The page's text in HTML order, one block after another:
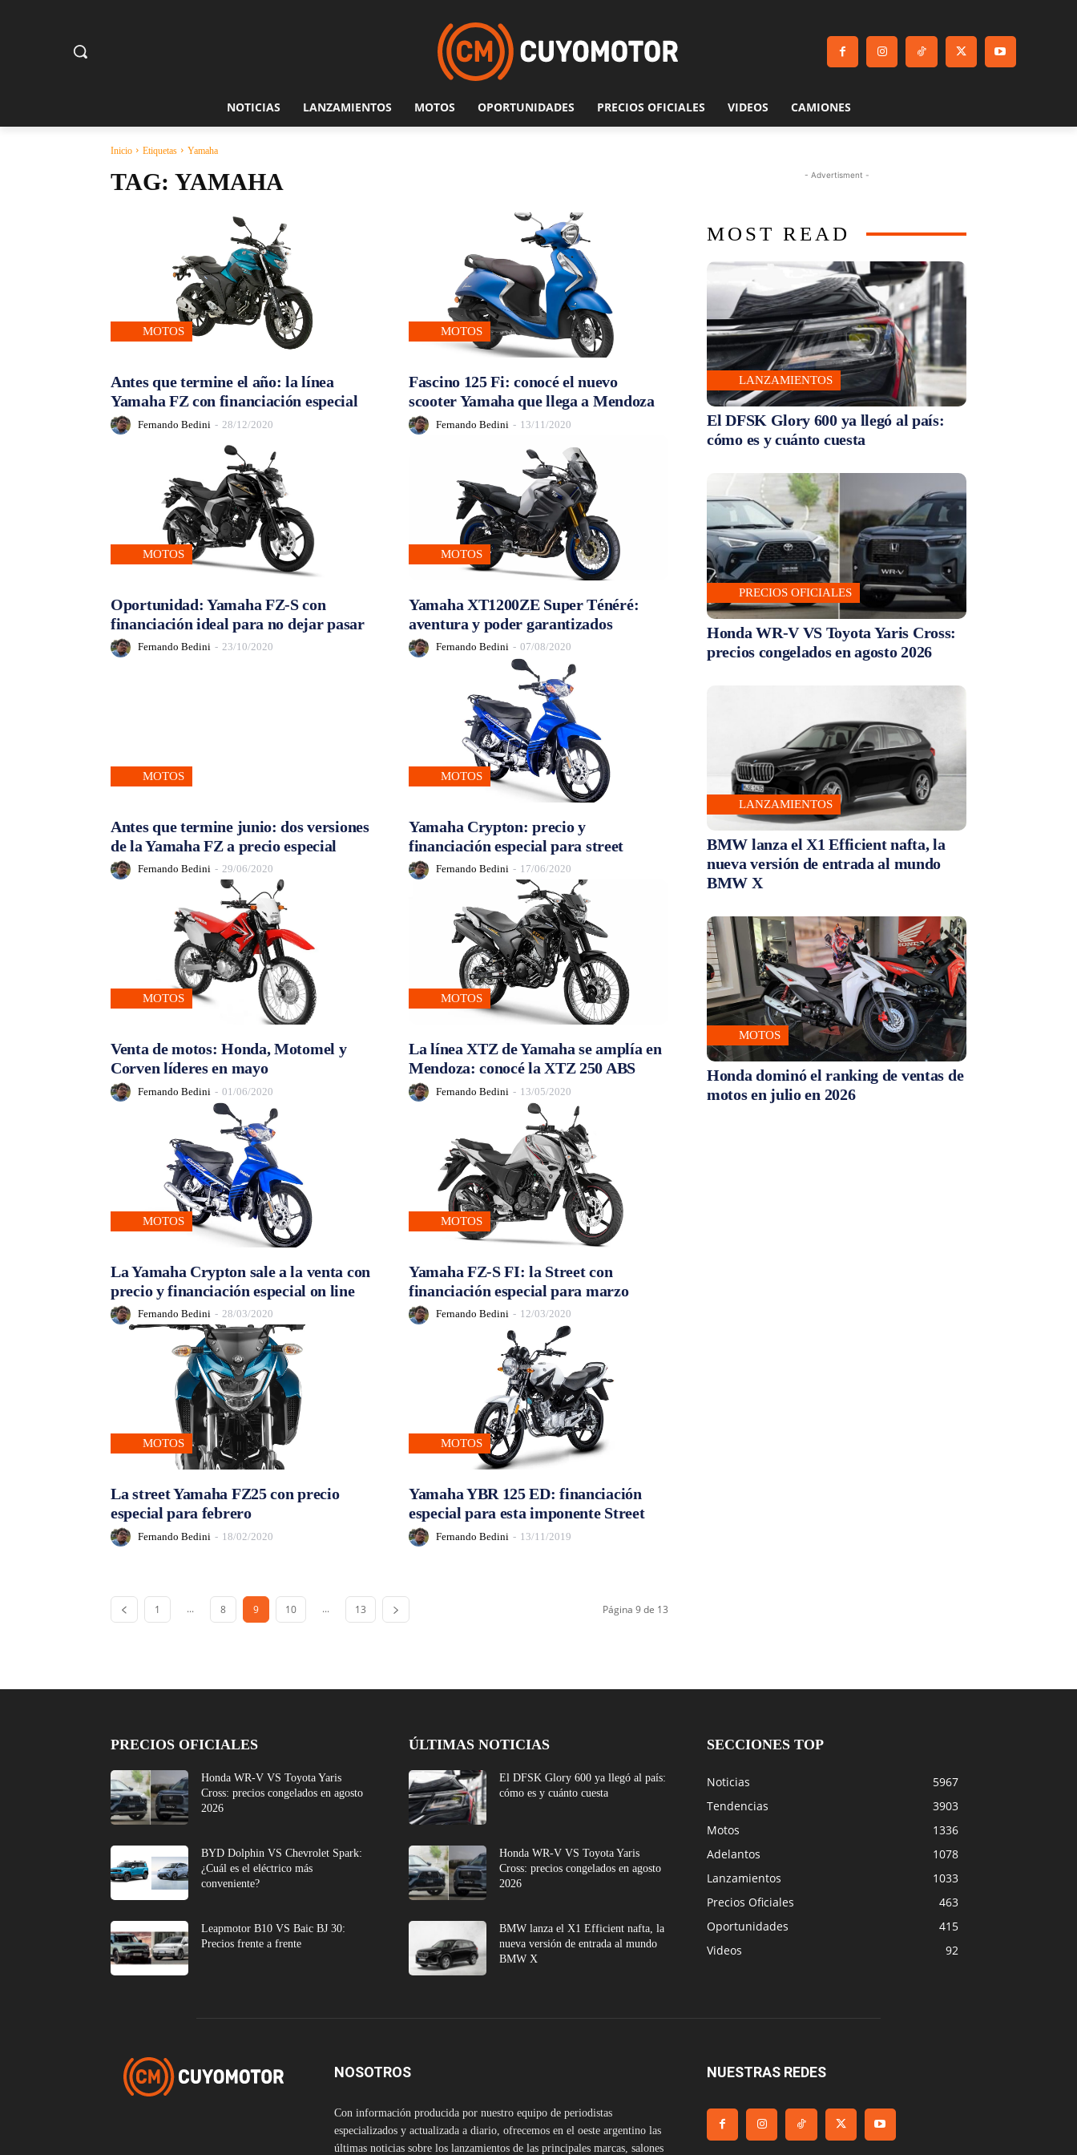
NOTICIAS LANZAMIENTOS MOTOS OPORTUNIDADES PRECIOS OFICIALES VIDEOS CAMIONES
Inicio Etiquetas Yamaha
TAG: YAMAHA
MOTOS
Antes que termine el año: la línea
Yamaha FZ con financiación especial
Fernando Bedini - 28/12/2020
MOTOS
Fascino 125 Fi: conocé el nuevo
scooter Yamaha que llega a Mendoza
Fernando Bedini - 13/11/2020
MOTOS
Oportunidad: Yamaha FZ-S con
financiación ideal para no dejar pasar
Fernando Bedini - 23/10/2020
MOTOS
Yamaha XT1200ZE Super Ténéré:
aventura y poder garantizados
Fernando Bedini - 07/08/2020
MOTOS
Antes que termine junio: dos versiones
de la Yamaha FZ a precio especial
Fernando Bedini - 29/06/2020
MOTOS
Yamaha Crypton: precio y
financiación especial para street
Fernando Bedini - 17/06/2020
MOTOS
Venta de motos: Honda, Motomel y
Corven líderes en mayo
Fernando Bedini - 01/06/2020
MOTOS
La línea XTZ de Yamaha se amplía en
Mendoza: conocé la XTZ 250 ABS
Fernando Bedini - 13/05/2020
MOTOS
La Yamaha Crypton sale a la venta con
precio y financiación especial on line
Fernando Bedini - 28/03/2020
MOTOS
Yamaha FZ-S FI: la Street con
financiación especial para marzo
Fernando Bedini - 12/03/2020
MOTOS
La street Yamaha FZ25 con precio
especial para febrero
Fernando Bedini - 18/02/2020
MOTOS
Yamaha YBR 125 ED: financiación
especial para esta imponente Street
Fernando Bedini - 13/11/2019
1 ... 8 9 10 ... 13 Página 9 de 13
- Advertisment -
MOST READ
LANZAMIENTOS
El DFSK Glory 600 ya llegó al país:
cómo es y cuánto cuesta
PRECIOS OFICIALES
Honda WR-V VS Toyota Yaris Cross:
precios congelados en agosto 2026
LANZAMIENTOS
BMW lanza el X1 Efficient nafta, la
nueva versión de entrada al mundo
BMW X
MOTOS
Honda dominó el ranking de ventas de
motos en julio en 2026
PRECIOS OFICIALES
Honda WR-V VS Toyota Yaris
Cross: precios congelados en agosto
2026
BYD Dolphin VS Chevrolet Spark:
¿Cuál es el eléctrico más
conveniente?
Leapmotor B10 VS Baic BJ 30:
Precios frente a frente
ÚLTIMAS NOTICIAS
El DFSK Glory 600 ya llegó al país:
cómo es y cuánto cuesta
Honda WR-V VS Toyota Yaris
Cross: precios congelados en agosto
2026
BMW lanza el X1 Efficient nafta, la
nueva versión de entrada al mundo
BMW X
SECCIONES TOP
Noticias
5967
Tendencias
3903
Motos
1336
Adelantos
1078
Lanzamientos
1033
Precios Oficiales
463
Oportunidades
415
Videos
92
NOSOTROS
Con información producida por nuestro equipo de periodistas
especializados y actualizada a diario, ofrecemos en el oeste argentino las
últimas noticias sobre los lanzamientos de las principales marcas, salones
NUESTRAS REDES